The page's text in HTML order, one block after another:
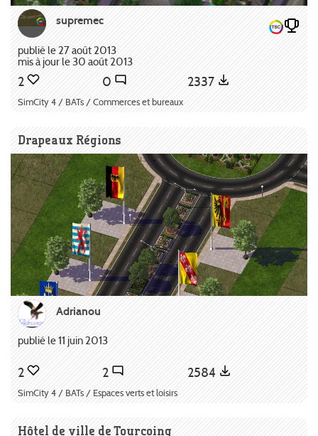
supremec
publié le 27 août 2013
mis à jour le 30 août 2013
2 0 2337
SimCity 4 / BATs / Commerces et bureaux
Drapeaux Régions
Adrianou
publié le 11 juin 2013
2 2 2584
SimCity 4 / BATs / Espaces verts et loisirs
Hôtel de ville de Tourcoing